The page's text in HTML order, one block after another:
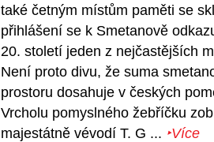
také četným místům paměti se
přihlášení se k Smetanově
20. století jeden z nejčastějších
Není proto divu, že suma
prostoru dosahuje v českých
Vrcholu pomyslného žebříčku
majestátně vévodí T. G ... ‣Více